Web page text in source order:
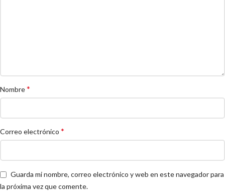
Nombre*
Correo electrónico *
Guarda mi nombre, correo electrónico y web en este navegador para
la próxima vez que comente.